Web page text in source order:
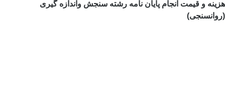
هزینه و قیمت انجام پایان نامه رشته سنجش واندازه گیری
(روانسنجی)